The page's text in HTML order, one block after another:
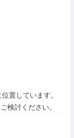
置しています。
検討ください。